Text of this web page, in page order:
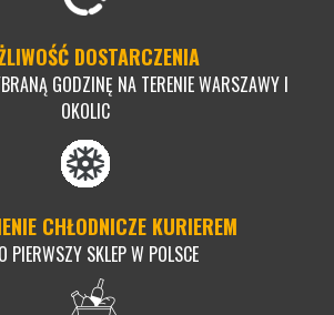
DOSTARCZENIA
GODZINĘ NA TERENIE WARSZAWY I
OKOLIC
CHŁODNICZE KURIEREM
PIERWSZY SKLEP W POLSCE